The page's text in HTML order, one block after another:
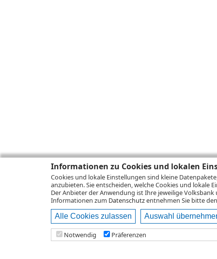
Informationen zu Cookies und lokalen
Cookies und lokale Einstellungen sind kleine
anzubieten. Sie entscheiden, welche Cookies und lokale
Der Anbieter der Anwendung ist Ihre jeweilige Volksbank
Informationen zum Datenschutzentnehmen Sie bitte
Alle Cookies zulassen Auswahl
Notwendig Präferenzen